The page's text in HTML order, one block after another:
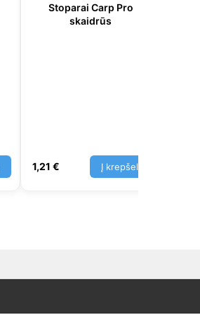
Stoparai Carp Pro
skaidrūs
1,21 € Į krepšelį